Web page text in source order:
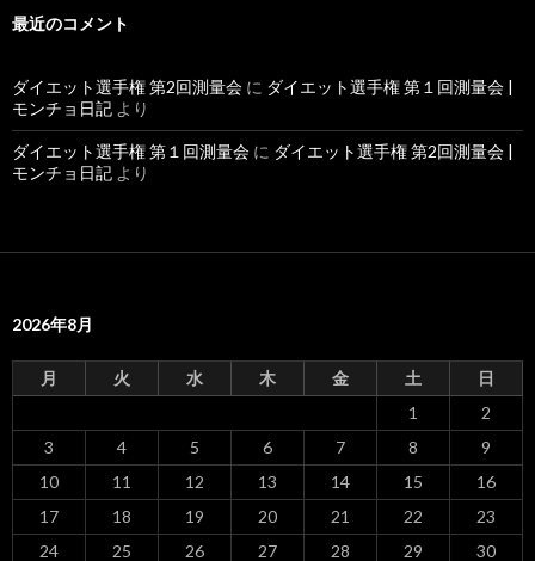
最近のコメント
ダイエット選手権 第2回測量会 に ダイエット選手権 第１回測量会 |
モンチョ日記 より
ダイエット選手権 第１回測量会 に ダイエット選手権 第2回測量会 |
モンチョ日記 より
2026年8月
月 火 水 木 金 土 日
1
2
3
4 5 6 7 8
9
10
11 12 13 14 15
16
17
18 19 20 21 22
23
24
25 26 27 28 29
30